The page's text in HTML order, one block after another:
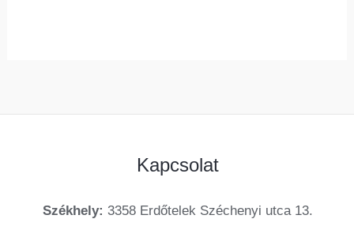
Kapcsolat
Székhely: 3358 Erdőtelek Széchenyi utca 13.